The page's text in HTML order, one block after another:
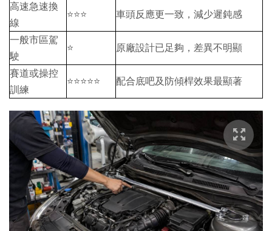
高速急速換
線
⭐⭐⭐ 車頭反應更一致，減少遲鈍感
一般市區駕
駛
⭐ 原廠設計已足夠，差異不明顯
賽道或操控
訓練
⭐⭐⭐⭐⭐ 配合底吧及防傾桿效果最顯著